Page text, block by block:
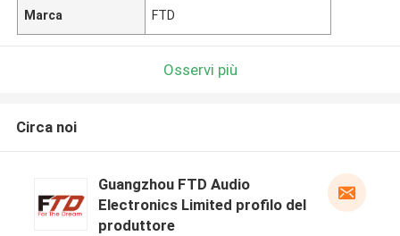
Marca FTD
Osservi più
Circa noi
Guangzhou FTD Audio
Electronics Limited profilo del
produttore